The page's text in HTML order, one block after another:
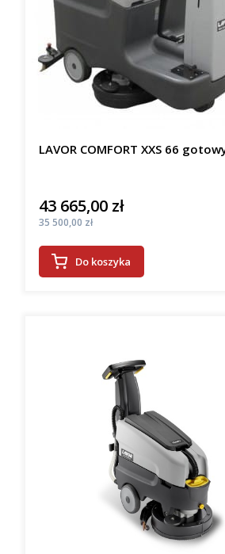
LAVOR COMFORT XXS 66
Cena
43 665,00 zł
Cena
35 500,00 zł
Do koszyka